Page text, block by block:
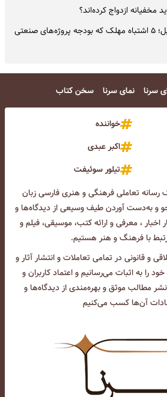
ازدواج کرده‌اند؟
پشت‌پرده بازار لوله استیل؛ ۵ اشتباه مهلک که بودجه پروژه‌های صنعتی
سرنا نمای سرنا سخن کتاب
خواننده
اکبر عبدی
تیلور سوئیفت
رسانه تعاملی فرهنگی و هنری فارسی زبان
و به‌دست آوردن طیف وسیعی از دیدگاه‌ها و
اخبار ، معرفی و ارائه کتب، موسیقی، فیلم و
با فرهنگ و هنر هستیم.
و قانونی در تمامی تعاملات و انتشار آثار و
را به اثبات می‌رسانیم و اعتماد کاربران و
مطالب موثق و بهره‌مندی از دیدگاه‌ها و
آن‌ها کسب می‌کنیم